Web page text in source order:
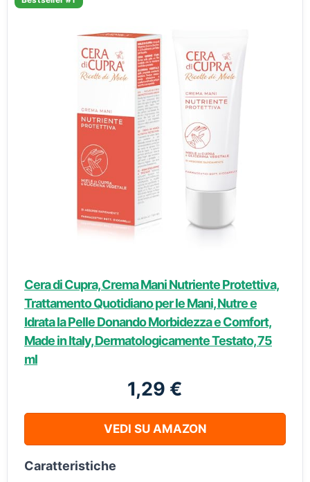
Cera di Cupra, Crema Mani Nutriente Protettiva,
Trattamento Quotidiano per le Mani, Nutre e
Idrata la Pelle Donando Morbidezza e Comfort,
Made in Italy, Dermatologicamente Testato, 75
ml
1,29 €
VEDI SU AMAZON
Caratteristiche